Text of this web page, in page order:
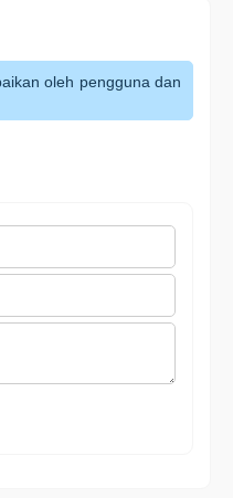
oleh pengguna dan